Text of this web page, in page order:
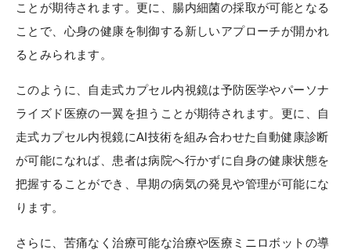
ことが期待されます。更に、腸内細菌の採取が可能となる
ことで、心身の健康を制御する新しいアプローチが開かれ
るとみられます。
このように、自走式カプセル内視鏡は予防医学やパーソナ
ライズド医療の一翼を担うことが期待されます。更に、自
走式カプセル内視鏡にAI技術を組み合わせた自動健康診断
が可能になれば、患者は病院へ行かずに自身の健康状態を
把握することができ、早期の病気の発見や管理が可能にな
ります。
さらに、苦痛なく治療可能な治療や医療ミニロボットの導